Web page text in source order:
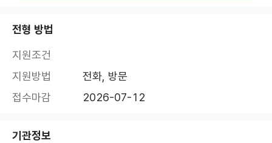
전형 방법
지원조건
지원방법
전화, 방문
접수마감
2026-07-12
기관정보